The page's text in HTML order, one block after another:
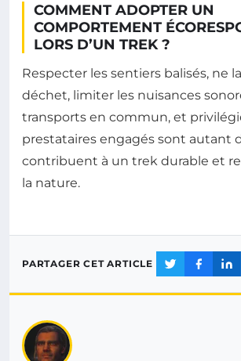
COMMENT ADOPTER UN
COMPORTEMENT
LORS D’UN TREK ?
Respecter les sentiers balisés, ne
déchet, limiter les nuisances
transports en commun, et
prestataires engagés sont autant
contribuent à un trek durable et
la nature.
PARTAGER CET ARTICLE